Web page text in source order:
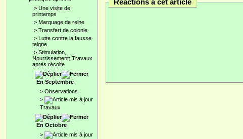
> Une visite de
printemps
> Marquage de reine
> Transfert de colonie
> Lutte contre la fausse
teigne
> Stimulation,
Nourrissement; Travaux
après récolte
En Septembre
> Observations
>
Travaux
En Octobre
>
Réactions à cet article